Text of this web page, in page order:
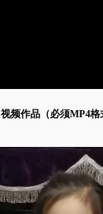
视频作品（必须MP4格